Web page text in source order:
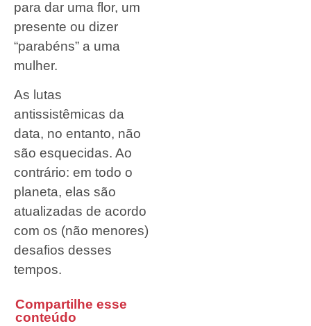
para dar uma flor, um
presente ou dizer
“parabéns” a uma
mulher.
As lutas
antissistêmicas da
data, no entanto, não
são esquecidas. Ao
contrário: em todo o
planeta, elas são
atualizadas de acordo
com os (não menores)
desafios desses
tempos.
Compartilhe esse
conteúdo